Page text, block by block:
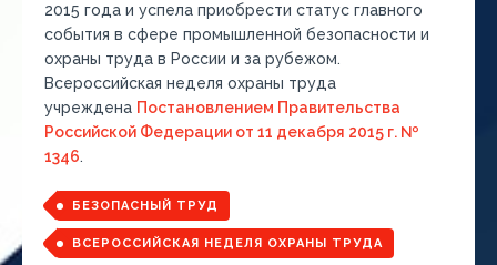
2015 года и успела приобрести статус главного
события в сфере промышленной безопасности и
охраны труда в России и за рубежом.
Всероссийская неделя охраны труда
учреждена Постановлением Правительства
Российской Федерации от 11 декабря 2015 г. №
1346.
БЕЗОПАСНЫЙ ТРУД
ВСЕРОССИЙСКАЯ НЕДЕЛЯ ОХРАНЫ ТРУДА